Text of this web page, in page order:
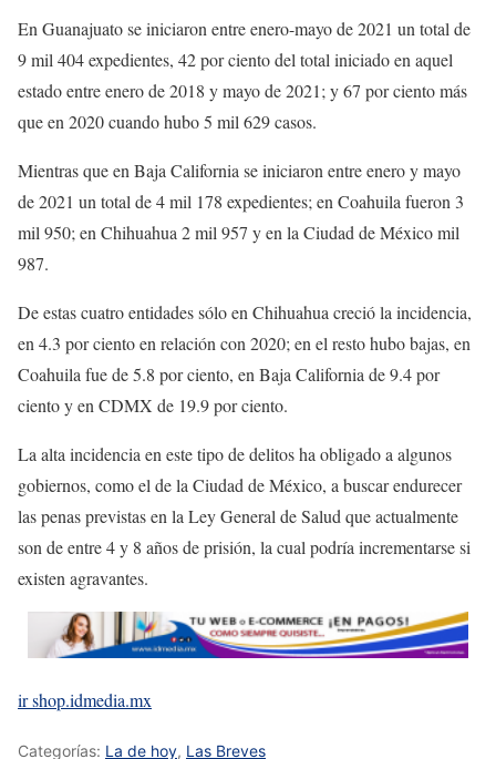
En Guanajuato se iniciaron entre enero-mayo de 2021 un total de
9 mil 404 expedientes, 42 por ciento del total iniciado en aquel
estado entre enero de 2018 y mayo de 2021; y 67 por ciento más
que en 2020 cuando hubo 5 mil 629 casos.
Mientras que en Baja California se iniciaron entre enero y mayo
de 2021 un total de 4 mil 178 expedientes; en Coahuila fueron 3
mil 950; en Chihuahua 2 mil 957 y en la Ciudad de México mil
987.
De estas cuatro entidades sólo en Chihuahua creció la incidencia,
en 4.3 por ciento en relación con 2020; en el resto hubo bajas, en
Coahuila fue de 5.8 por ciento, en Baja California de 9.4 por
ciento y en CDMX de 19.9 por ciento.
La alta incidencia en este tipo de delitos ha obligado a algunos
gobiernos, como el de la Ciudad de México, a buscar endurecer
las penas previstas en la Ley General de Salud que actualmente
son de entre 4 y 8 años de prisión, la cual podría incrementarse si
existen agravantes.
ir shop.idmedia.mx
Categorías: La de hoy, Las Breves